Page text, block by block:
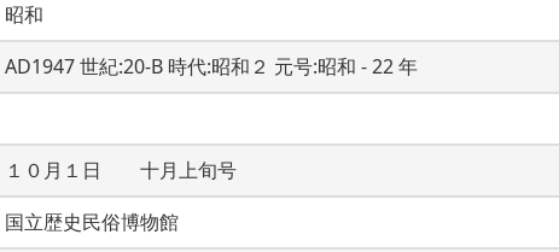
昭和
AD1947 世紀:20-B 時代:昭和２ 元号:昭和 - 22 年
１０月１日　　十月上旬号
国立歴史民俗博物館